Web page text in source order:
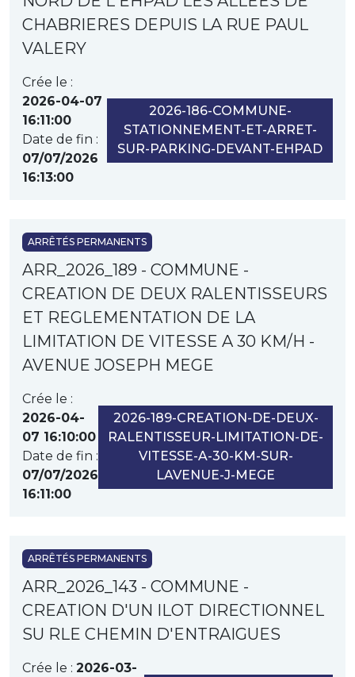
CHABRIERES DEPUIS LA RUE PAUL
VALERY
Crée le :
2026-04-07
16:11:00
Date de fin :
07/07/2026
16:13:00
2026-186-COMMUNE-
STATIONNEMENT-ET-ARRET-
SUR-PARKING-DEVANT-EHPAD
ARRÊTÉS PERMANENTS
ARR_2026_189 - COMMUNE -
CREATION DE DEUX RALENTISSEURS
ET REGLEMENTATION DE LA
LIMITATION DE VITESSE A 30 KM/H -
AVENUE JOSEPH MEGE
Crée le :
2026-04-
07 16:10:00
Date de fin :
07/07/2026
16:11:00
2026-189-CREATION-DE-DEUX-
RALENTISSEUR-LIMITATION-DE-
VITESSE-A-30-KM-SUR-
LAVENUE-J-MEGE
ARRÊTÉS PERMANENTS
ARR_2026_143 - COMMUNE -
CREATION D'UN ILOT DIRECTIONNEL
SU RLE CHEMIN D'ENTRAIGUES
Crée le : 2026-03-